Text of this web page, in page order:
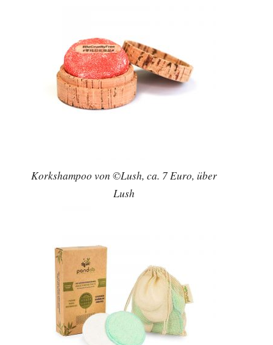
Korkshampoo von ©Lush, ca. 7 Euro, über
Lush